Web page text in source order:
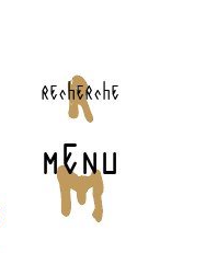
recherche
menu